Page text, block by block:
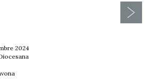
2024